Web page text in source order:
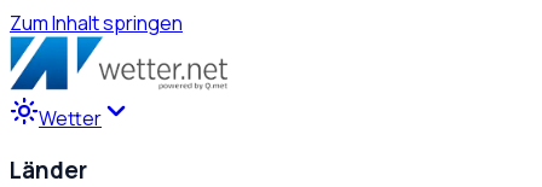
Zum Inhalt springen
Wetter
Länder